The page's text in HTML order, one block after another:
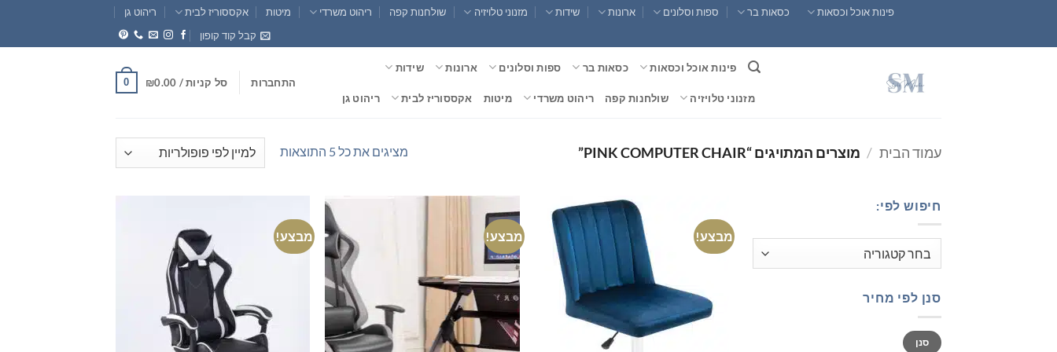
content
פינות אוכל וכסאות כסאות בר ספות וסלונים ארונות שידות מזנוני טלויזיה שולחנות קפה ריהוט משרדי מיטות אקססוריז לבית
ריהוט גן
קבל קוד קופון
פינות אוכל וכסאות כסאות בר ספות וסלונים ארונות שידות
מזנוני טלויזיה שולחנות קפה ריהוט משרדי מיטות אקססוריז לבית ריהוט גן
התחברות סל קניות / ₪0.00
0
עמוד הבית / מוצרים המתויגים “PINK COMPUTER CHAIR” מציגים את כל ⁦5⁩ התוצאות
ממוין
לפי
חיפוש לפי:
סנן לפי מחיר
מחיר
מינימלי
מחיר
מקסימלי
סנן
מבצע! מבצע! מבצע!